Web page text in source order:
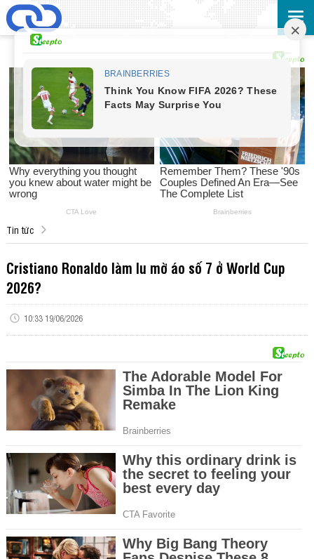
Tin tức
Cristiano Ronaldo làm lu mờ áo số 7 ở World Cup
2026?
10:33 19/06/2026